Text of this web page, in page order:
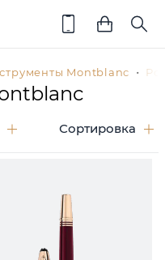
Montblanc
Сортировка